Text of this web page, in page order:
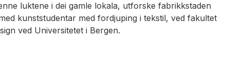
luktene i dei gamle lokala, utforske fabrikkstaden
kunststudentar med fordjuping i tekstil, ved fakultet
ved Universitetet i Bergen.